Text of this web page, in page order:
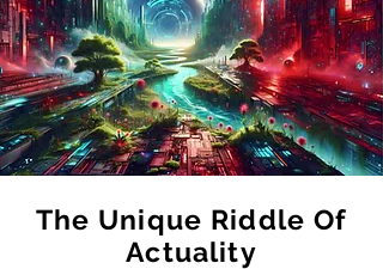
The Unique Riddle Of
Actuality